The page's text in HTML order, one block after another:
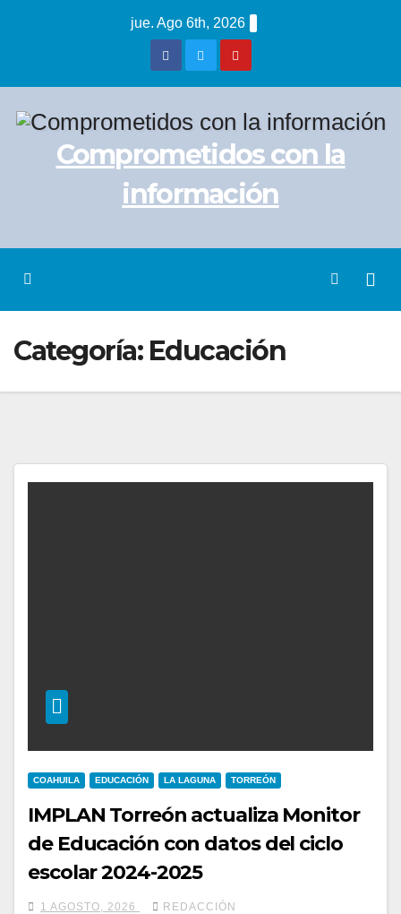
jue. Ago 6th, 2026
Comprometidos con la
información
Categoría: Educación
COAHUILA EDUCACIÓN LA LAGUNA TORREÓN
IMPLAN Torreón actualiza Monitor
de Educación con datos del ciclo
escolar 2024-2025
1 AGOSTO, 2026 REDACCIÓN